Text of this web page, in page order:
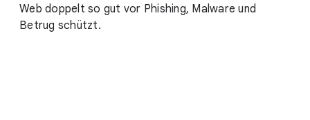
Web doppelt so gut vor Phishing, Malware und
Betrug schützt.